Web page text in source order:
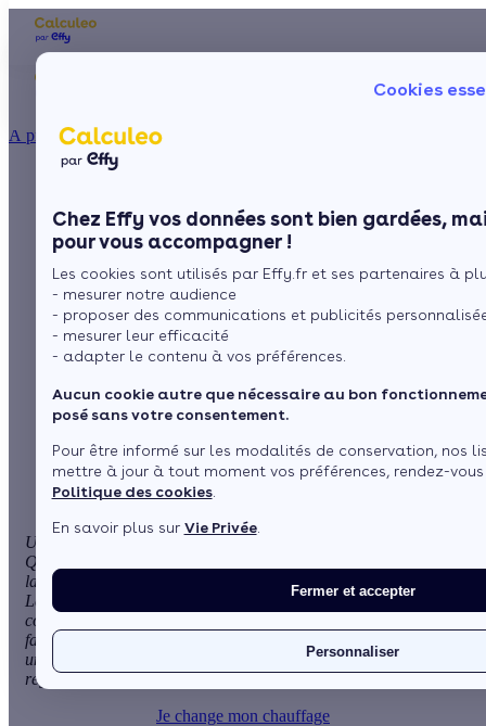
Cookies
Chez Effy vos données sont bien gardées,
pour vous accompagner !
Les cookies sont utilisés par Effy.fr et ses partenaires à
- mesurer notre audience
- proposer des communications et publicités
- mesurer leur efficacité
- adapter le contenu à vos préférences.
Aucun cookie autre que nécessaire au bon
posé sans votre consentement.
Pour être informé sur les modalités de conservation, nos
mettre à jour à tout moment vos préférences, rendez-
Politique des cookies.
En savoir plus sur Vie Privée.
Fermer et accepter
Personnaliser
À propos
Ma Prime Rénov'
Le chèque énergie
La TVA réduite
L'éco-prêt à taux zéro
Trouver mes aides
Nos conseils
Sol
Fenêtres
Le prix d'un radiateur
mural
parL’équipe de rédaction 3 min de lecture
Sommaire
Les critères qui déterminent le prix d'un radiateur mural
Voir plus
Un radiateur est un appareil permettant de chauffer un lieu.
Qu'il soit mural ou mobile, le radiateur se doit d'être adapté à
la pièce qu'il doit chauffer, afin d'éviter une surconsommation.
Le prix du radiateur mural
va dépendre de certains critères
comme le type d'appareil utilisé, le
fait, mais il ne faut pas considérer le prix de l'équipement
uniquement : En effet, le mode d'utilisation et le mauvais
réglage de son appareil peuvent au final s'avérer très coûteux.
Je change mon chauffage